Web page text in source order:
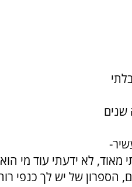
שנים
לא ידעתי עוד מי
הספרון של יש לך כנפי